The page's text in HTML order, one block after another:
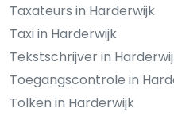
Taxateurs in Harderwijk
Taxi in Harderwijk
Tekstschrijver in
Toegangscontrole in
Tolken in Harderwijk